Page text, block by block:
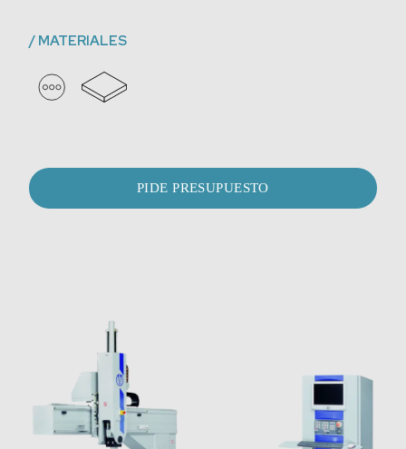
/ MATERIALES
PIDE PRESUPUESTO